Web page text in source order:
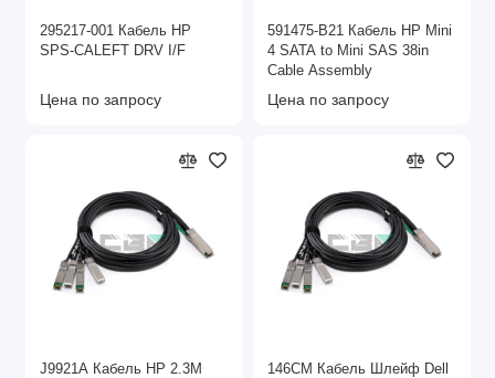
295217-001 Кабель HP
SPS-CALEFT DRV I/F
Цена по запросу
591475-B21 Кабель HP Mini
4 SATA to Mini SAS 38in
Cable Assembly
Цена по запросу
J9921A Кабель HP 2.3M
146CM Кабель Шлейф Dell